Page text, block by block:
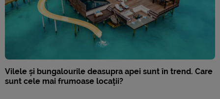
Vilele și bungalourile deasupra apei sunt în trend. Care
sunt cele mai frumoase locații?